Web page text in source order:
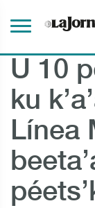
U 10
ku
Línea